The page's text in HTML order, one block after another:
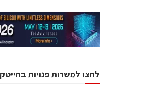
לחצו למשרות פנויות בהייטק